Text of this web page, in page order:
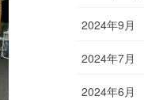
2024年9月
2024年7月
2024年6月